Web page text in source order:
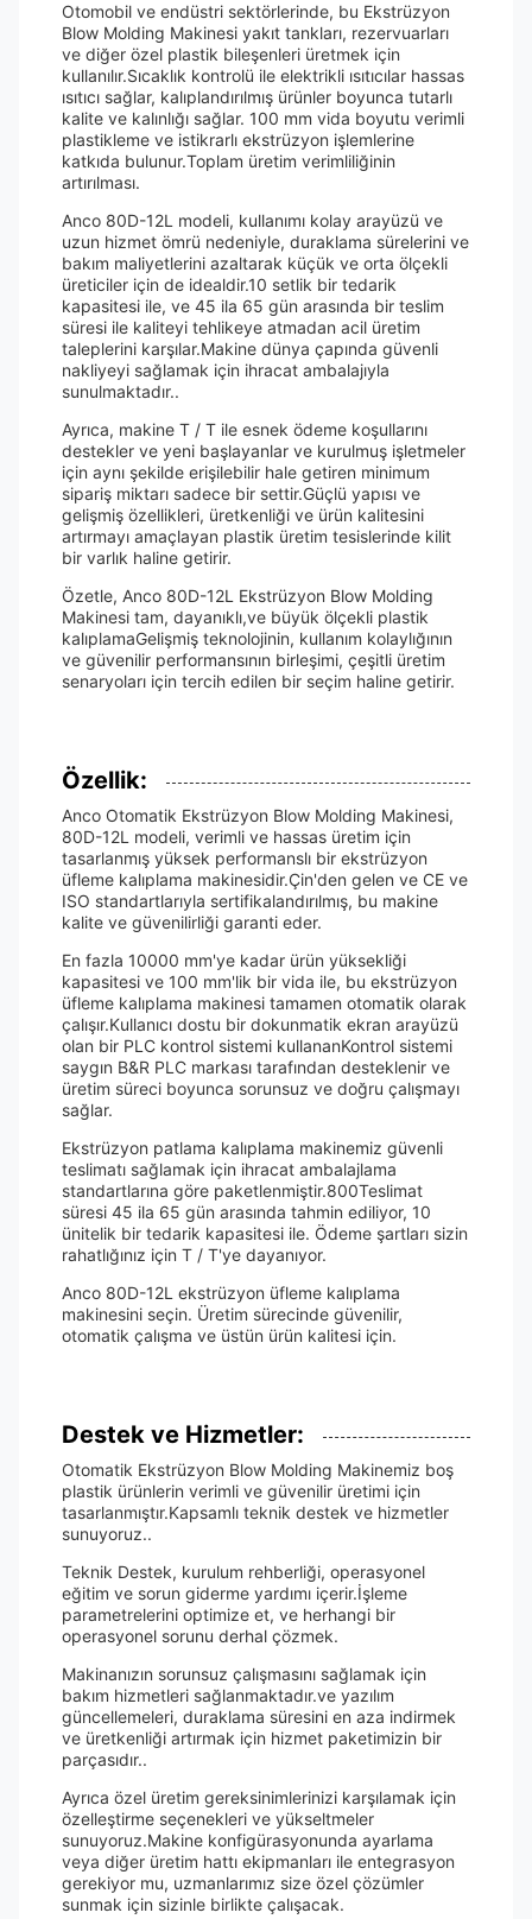
Otomobil ve endüstri sektörlerinde, bu Ekstrüzyon
Blow Molding Makinesi yakıt tankları, rezervuarları
ve diğer özel plastik bileşenleri üretmek için
kullanılır.Sıcaklık kontrolü ile elektrikli ısıtıcılar hassas
ısıtıcı sağlar, kalıplandırılmış ürünler boyunca tutarlı
kalite ve kalınlığı sağlar. 100 mm vida boyutu verimli
plastikleme ve istikrarlı ekstrüzyon işlemlerine
katkıda bulunur.Toplam üretim verimliliğinin
artırılması.
Anco 80D-12L modeli, kullanımı kolay arayüzü ve
uzun hizmet ömrü nedeniyle, duraklama sürelerini ve
bakım maliyetlerini azaltarak küçük ve orta ölçekli
üreticiler için de idealdir.10 setlik bir tedarik
kapasitesi ile, ve 45 ila 65 gün arasında bir teslim
süresi ile kaliteyi tehlikeye atmadan acil üretim
taleplerini karşılar.Makine dünya çapında güvenli
nakliyeyi sağlamak için ihracat ambalajıyla
sunulmaktadır..
Ayrıca, makine T / T ile esnek ödeme koşullarını
destekler ve yeni başlayanlar ve kurulmuş işletmeler
için aynı şekilde erişilebilir hale getiren minimum
sipariş miktarı sadece bir settir.Güçlü yapısı ve
gelişmiş özellikleri, üretkenliği ve ürün kalitesini
artırmayı amaçlayan plastik üretim tesislerinde kilit
bir varlık haline getirir.
Özetle, Anco 80D-12L Ekstrüzyon Blow Molding
Makinesi tam, dayanıklı,ve büyük ölçekli plastik
kalıplamaGelişmiş teknolojinin, kullanım kolaylığının
ve güvenilir performansının birleşimi, çeşitli üretim
senaryoları için tercih edilen bir seçim haline getirir.
Özellik:
Anco Otomatik Ekstrüzyon Blow Molding Makinesi,
80D-12L modeli, verimli ve hassas üretim için
tasarlanmış yüksek performanslı bir ekstrüzyon
üfleme kalıplama makinesidir.Çin'den gelen ve CE ve
ISO standartlarıyla sertifikalandırılmış, bu makine
kalite ve güvenilirliği garanti eder.
En fazla 10000 mm'ye kadar ürün yüksekliği
kapasitesi ve 100 mm'lik bir vida ile, bu ekstrüzyon
üfleme kalıplama makinesi tamamen otomatik olarak
çalışır.Kullanıcı dostu bir dokunmatik ekran arayüzü
olan bir PLC kontrol sistemi kullananKontrol sistemi
saygın B&R PLC markası tarafından desteklenir ve
üretim süreci boyunca sorunsuz ve doğru çalışmayı
sağlar.
Ekstrüzyon patlama kalıplama makinemiz güvenli
teslimatı sağlamak için ihracat ambalajlama
standartlarına göre paketlenmiştir.800Teslimat
süresi 45 ila 65 gün arasında tahmin ediliyor, 10
ünitelik bir tedarik kapasitesi ile. Ödeme şartları sizin
rahatlığınız için T / T'ye dayanıyor.
Anco 80D-12L ekstrüzyon üfleme kalıplama
makinesini seçin. Üretim sürecinde güvenilir,
otomatik çalışma ve üstün ürün kalitesi için.
Destek ve Hizmetler:
Otomatik Ekstrüzyon Blow Molding Makinemiz boş
plastik ürünlerin verimli ve güvenilir üretimi için
tasarlanmıştır.Kapsamlı teknik destek ve hizmetler
sunuyoruz..
Teknik Destek, kurulum rehberliği, operasyonel
eğitim ve sorun giderme yardımı içerir.İşleme
parametrelerini optimize et, ve herhangi bir
operasyonel sorunu derhal çözmek.
Makinanızın sorunsuz çalışmasını sağlamak için
bakım hizmetleri sağlanmaktadır.ve yazılım
güncellemeleri, duraklama süresini en aza indirmek
ve üretkenliği artırmak için hizmet paketimizin bir
parçasıdır..
Ayrıca özel üretim gereksinimlerinizi karşılamak için
özelleştirme seçenekleri ve yükseltmeler
sunuyoruz.Makine konfigürasyonunda ayarlama
veya diğer üretim hattı ekipmanları ile entegrasyon
gerekiyor mu, uzmanlarımız size özel çözümler
sunmak için sizinle birlikte çalışacak.